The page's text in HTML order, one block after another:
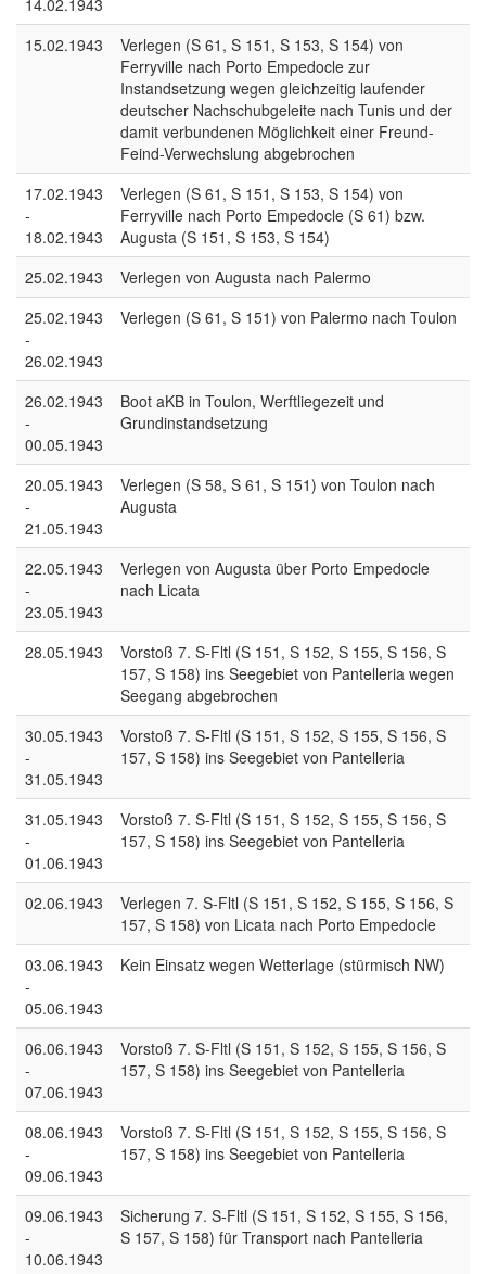
14.02.1943
15.02.1943
Verlegen (S 61, S 151, S 153, S 154) von
Ferryville nach Porto Empedocle zur
Instandsetzung wegen gleichzeitig laufender
deutscher Nachschubgeleite nach Tunis und der
damit verbundenen Möglichkeit einer Freund-
Feind-Verwechslung abgebrochen
17.02.1943
-
18.02.1943
Verlegen (S 61, S 151, S 153, S 154) von
Ferryville nach Porto Empedocle (S 61) bzw.
Augusta (S 151, S 153, S 154)
25.02.1943
Verlegen von Augusta nach Palermo
25.02.1943
-
26.02.1943
Verlegen (S 61, S 151) von Palermo nach Toulon
26.02.1943
-
00.05.1943
Boot aKB in Toulon, Werftliegezeit und
Grundinstandsetzung
20.05.1943
-
21.05.1943
Verlegen (S 58, S 61, S 151) von Toulon nach
Augusta
22.05.1943
-
23.05.1943
Verlegen von Augusta über Porto Empedocle
nach Licata
28.05.1943
Vorstoß 7. S-Fltl (S 151, S 152, S 155, S 156, S
157, S 158) ins Seegebiet von Pantelleria wegen
Seegang abgebrochen
30.05.1943
-
31.05.1943
Vorstoß 7. S-Fltl (S 151, S 152, S 155, S 156, S
157, S 158) ins Seegebiet von Pantelleria
31.05.1943
-
01.06.1943
Vorstoß 7. S-Fltl (S 151, S 152, S 155, S 156, S
157, S 158) ins Seegebiet von Pantelleria
02.06.1943
Verlegen 7. S-Fltl (S 151, S 152, S 155, S 156, S
157, S 158) von Licata nach Porto Empedocle
03.06.1943
-
05.06.1943
Kein Einsatz wegen Wetterlage (stürmisch NW)
06.06.1943
-
07.06.1943
Vorstoß 7. S-Fltl (S 151, S 152, S 155, S 156, S
157, S 158) ins Seegebiet von Pantelleria
08.06.1943
-
09.06.1943
Vorstoß 7. S-Fltl (S 151, S 152, S 155, S 156, S
157, S 158) ins Seegebiet von Pantelleria
09.06.1943
-
10.06.1943
Sicherung 7. S-Fltl (S 151, S 152, S 155, S 156,
S 157, S 158) für Transport nach Pantelleria